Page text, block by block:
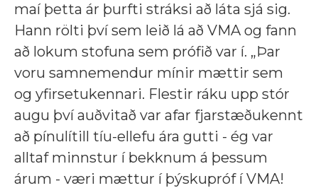
maí þetta ár þurfti stráksi að láta sjá sig.
Hann rölti því sem leið lá að VMA og fann
að lokum stofuna sem prófið var í. „Þar
voru samnemendur mínir mættir sem
og yfirsetukennari. Flestir ráku upp stór
augu því auðvitað var afar fjarstæðukennt
að pínulítill tíu-ellefu ára gutti - ég var
alltaf minnstur í bekknum á þessum
árum - væri mættur í þýskupróf í VMA!